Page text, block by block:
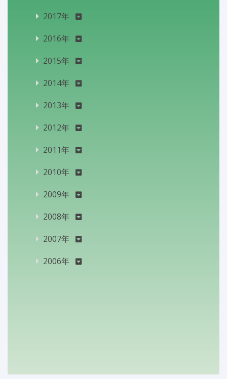
2017年
2016年
2015年
2014年
2013年
2012年
2011年
2010年
2009年
2008年
2007年
2006年